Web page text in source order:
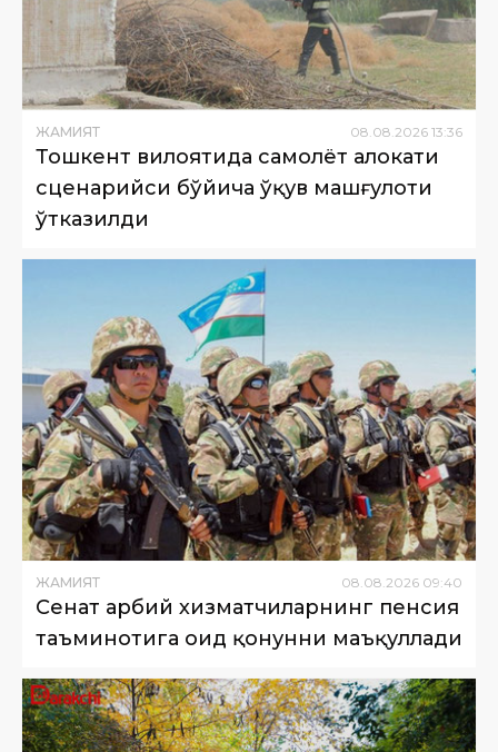
ЖАМИЯТ 08.08.2026 13:36
Тошкент вилоятида самолёт ҳалокати
сценарийси бўйича ўқув машғулоти
ўтказилди
ЖАМИЯТ 08 08 2026 09:40
Сенат ҳарбий хизматчиларнинг пенсия
таъминотига оид қонунни маъқуллади